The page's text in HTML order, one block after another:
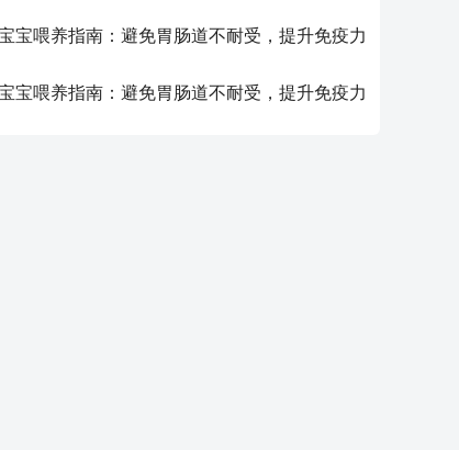
宝喂养指南：避免胃肠道不耐受，提升免疫力
宝喂养指南：避免胃肠道不耐受，提升免疫力